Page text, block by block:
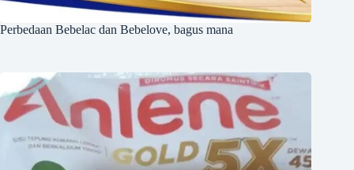
Perbedaan Bebelac dan Bebelove, bagus mana